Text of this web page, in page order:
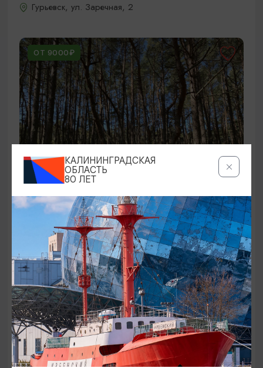
Гурьевск, ул. Заречная, 2
ОТ 9000₽
ЭКСКУРСИИ УЧРЕЖДЕНИЙ КУЛЬТУРЫ
Аудиоспектакль «Истории Куршской
косы»
01.02.2026 - 31.12.2026, 13:00
Куршская коса
ОТ 2500₽
КАЛИНИНГРАДСКАЯ
ОБЛАСТЬ
80 ЛЕТ